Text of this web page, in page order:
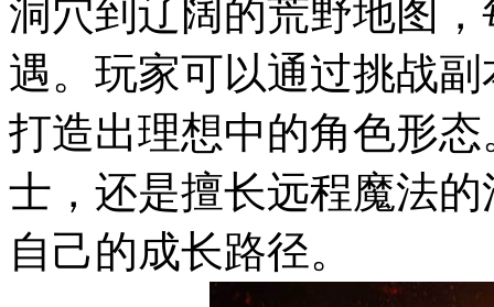
洞穴到辽阔的荒野地图
遇。玩家可以通过挑战
打造出理想中的角色形
士，还是擅长远程魔法
自己的成长路径。